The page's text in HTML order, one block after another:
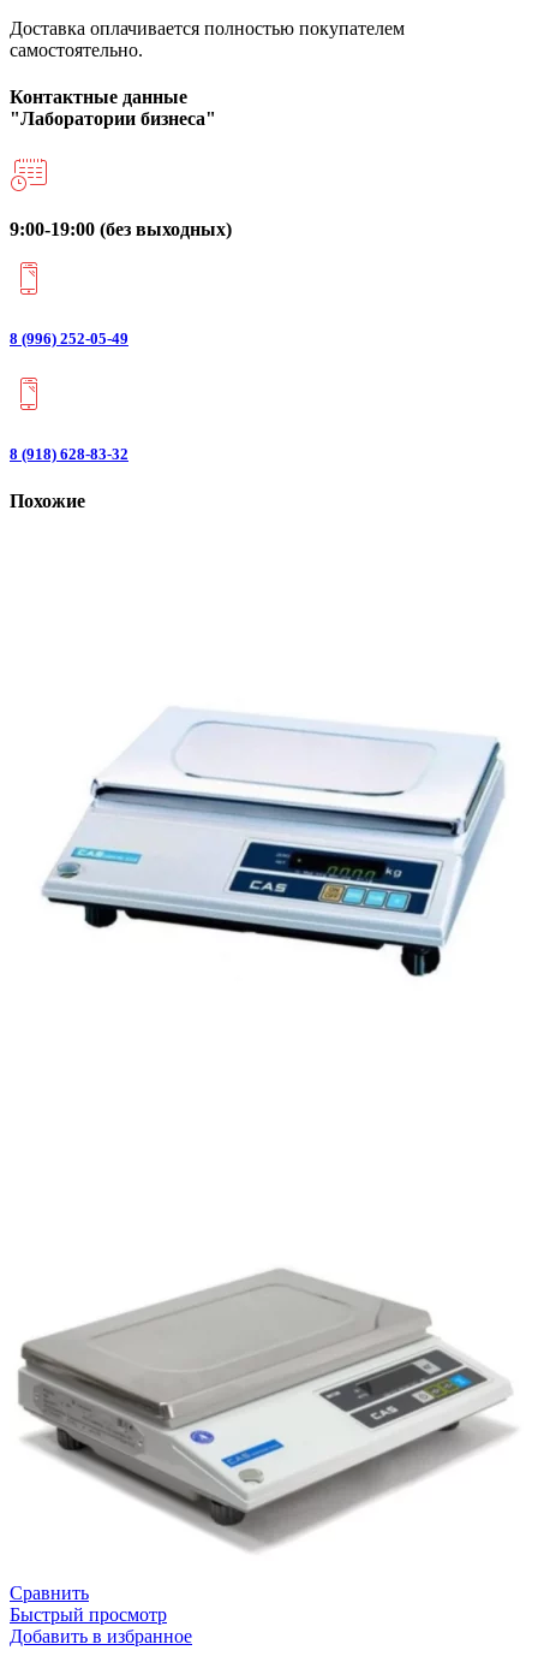
Доставка оплачивается полностью покупателем
самостоятельно.
Контактные данные
"Лаборатории бизнеса"
9:00-19:00 (без выходных)
8 (996) 252-05-49
8 (918) 628-83-32
Похожие
Сравнить
Быстрый просмотр
Добавить в избранное